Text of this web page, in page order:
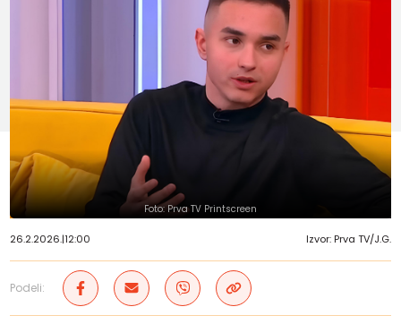
Foto: Prva TV Printscreen
26.2.2026.|12:00 Izvor: Prva TV/J.G.
Podeli: